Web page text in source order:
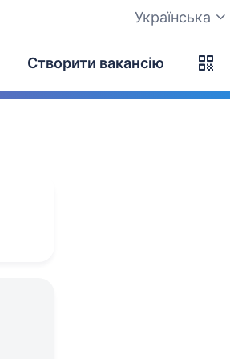
Українська
Створити вакансію